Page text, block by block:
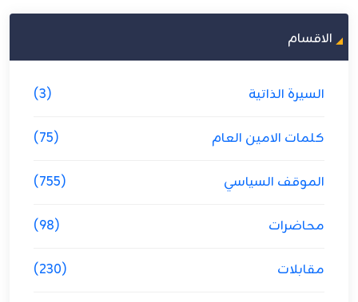
الاقسام
السيرة الذاتية (3)
كلمات الامين العام (75)
الموقف السياسي (755)
محاضرات (98)
مقابلات (230)